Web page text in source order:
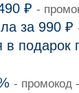
₽ -
за 990 ₽
подарок
- промокод